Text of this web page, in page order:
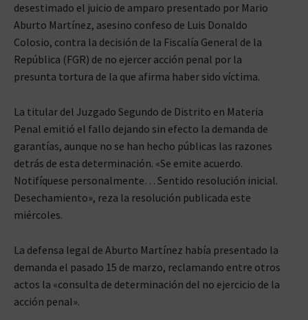
desestimado el juicio de amparo presentado por Mario
Aburto Martínez, asesino confeso de Luis Donaldo
Colosio, contra la decisión de la Fiscalía General de la
República (FGR) de no ejercer acción penal por la
presunta tortura de la que afirma haber sido víctima.
La titular del Juzgado Segundo de Distrito en Materia
Penal emitió el fallo dejando sin efecto la demanda de
garantías, aunque no se han hecho públicas las razones
detrás de esta determinación. «Se emite acuerdo.
Notifíquese personalmente… Sentido resolución inicial.
Desechamiento», reza la resolución publicada este
miércoles.
La defensa legal de Aburto Martínez había presentado la
demanda el pasado 15 de marzo, reclamando entre otros
actos la «consulta de determinación del no ejercicio de la
acción penal».